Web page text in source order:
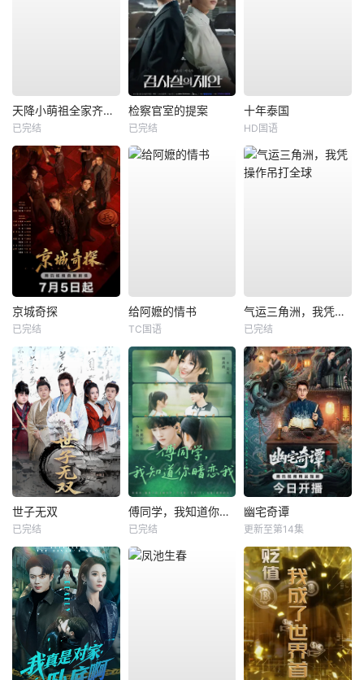
天降小萌祖全家齐齐宠
已完结
检察官室的提案
已完结
十年泰国
HD国语
京城奇探
已完结
给阿嬷的情书
TC国语
气运三角洲，我凭操作吊打全球
已完结
世子无双
已完结
傅同学，我知道你暗恋我
已完结
幽宅奇谭
更新至第14集